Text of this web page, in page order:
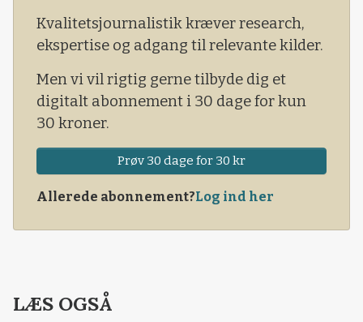
Kvalitetsjournalistik kræver research,
ekspertise og adgang til relevante kilder.
Men vi vil rigtig gerne tilbyde dig et
digitalt abonnement i 30 dage for kun
30 kroner.
Prøv 30 dage for 30 kr
Allerede abonnement?Log ind her
LÆS OGSÅ